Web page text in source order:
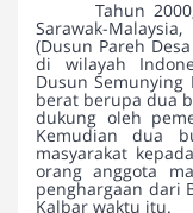
Tahun
Sarawak-
(Dusun Pareh
di wilayah
Dusun
berat berupa dua
dukung oleh
Kemudian dua
masyarakat
orang anggota
penghargaan dari
Kalbar waktu itu.